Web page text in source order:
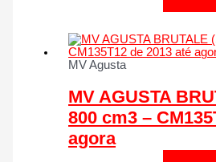
MV Agusta
MV AGUSTA
800 cm3 –
agora